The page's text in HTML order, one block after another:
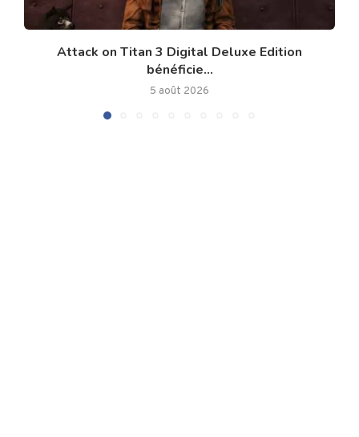
Attack on Titan 3 Digital Deluxe Edition
bénéficie...
5 août 2026